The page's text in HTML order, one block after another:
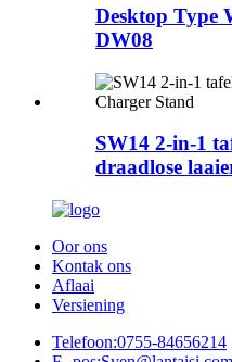
Desktop Type
DW08
SW14 2-in-1
draadlose
Oor ons
Kontak ons
Aflaai
Versiening
Telefoon:0755-84656214